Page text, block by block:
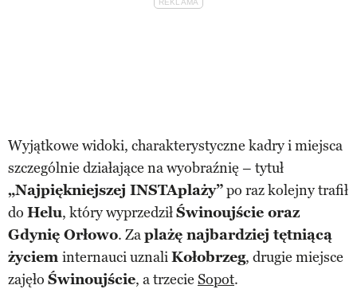
Wyjątkowe widoki, charakterystyczne kadry i miejsca
szczególnie działające na wyobraźnię – tytuł
„Najpiękniejszej INSTAplaży”po raz kolejny trafił
do Helu, który wyprzedziłŚwinoujście oraz
Gdynię Orłowo. Zaplażę najbardziej tętniącą
życiem internauci uznaliKołobrzeg, drugie miejsce
zajęło Świnoujście, a trzecie Sopot.